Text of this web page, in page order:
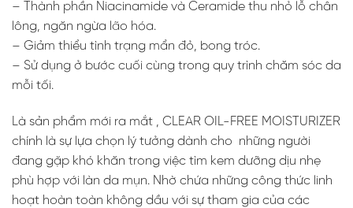
– Thành phần Niacinamide và Ceramide thu nhỏ lỗ chân
lông, ngăn ngừa lão hóa.
– Giảm thiểu tình trạng mẩn đỏ, bong tróc.
– Sử dụng ở bước cuối cùng trong quy trình chăm sóc da
mỗi tối.
Là sản phẩm mới ra mắt , CLEAR OIL-FREE MOISTURIZER
chính là sự lựa chọn lý tưởng dành cho những người
đang gặp khó khăn trong việc tìm kem dưỡng dịu nhẹ
phù hợp với làn da mụn. Nhờ chứa những công thức linh
hoạt hoàn toàn không dầu với sự tham gia của các